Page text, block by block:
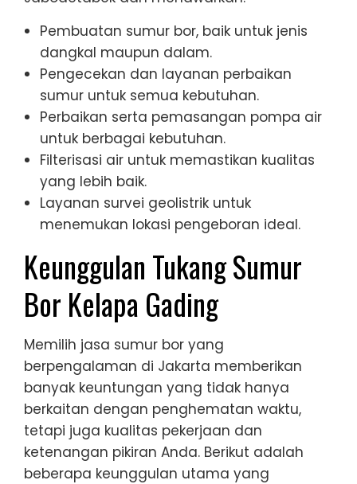
Pembuatan sumur bor, baik untuk jenis
dangkal maupun dalam.
Pengecekan dan layanan perbaikan
sumur untuk semua kebutuhan.
Perbaikan serta pemasangan pompa air
untuk berbagai kebutuhan.
Filterisasi air untuk memastikan kualitas
yang lebih baik.
Layanan survei geolistrik untuk
menemukan lokasi pengeboran ideal.
Keunggulan Tukang Sumur
Bor Kelapa Gading
Memilih jasa sumur bor yang
berpengalaman di Jakarta memberikan
banyak keuntungan yang tidak hanya
berkaitan dengan penghematan waktu,
tetapi juga kualitas pekerjaan dan
ketenangan pikiran Anda. Berikut adalah
beberapa keunggulan utama yang